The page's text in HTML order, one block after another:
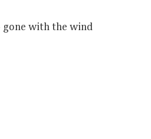
gone with the wind